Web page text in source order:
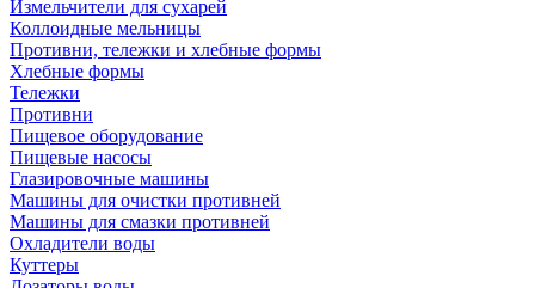
Измельчители для сухарей
Коллоидные мельницы
Противни, тележки и хлебные формы
Хлебные формы
Тележки
Противни
Пищевое оборудование
Пищевые насосы
Глазировочные машины
Машины для очистки противней
Машины для смазки противней
Охладители воды
Куттеры